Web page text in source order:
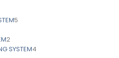
5
2
SYSTEM4